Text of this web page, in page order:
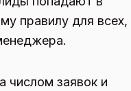
правилу для всех,
числом заявок и